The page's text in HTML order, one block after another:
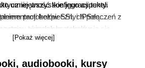
wszystkie jego aspekty.
bezpiecznych połączeń z
różnych protokołów
wykorzystywać protokół SSH do
umiejętność konfiguracji tuneli
protokołów SSL i IPSec.
w tym dziale, nauczycie się
przed włamaniami, atakami DDoS
[Pokaż więcej]
audiobooki, kursy